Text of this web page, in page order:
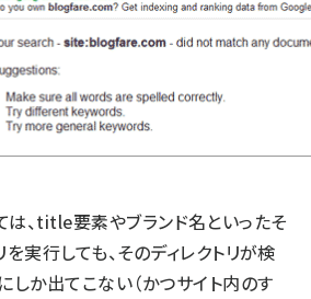
は、title要素やブランド名といったそ
実行しても、そのディレクトリが検
か出てこない（かつサイト内のす